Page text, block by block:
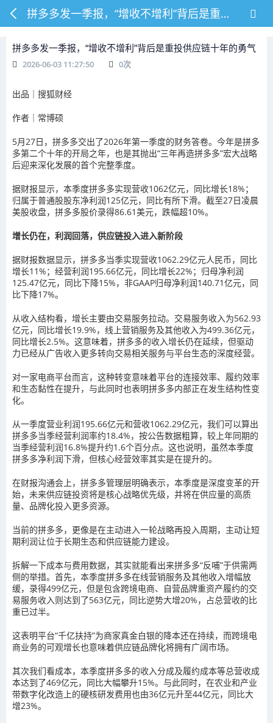
拼多多发一季报，“增收不增利”背后是重投供应链十年的勇气
拼多多发一季报，“增收不增利”背后是重投供应链十年的勇气
2026-06-03 11:27:50 0次
出品｜搜狐财经
作者｜常博硕
5月27日，拼多多交出了2026年第一季度的财务答卷。今年是拼多
多第二个十年的开局之年，也是其抛出“三年再造拼多多”宏大战略
后迎来深化发展的首个完整季度。
据财报显示，本季度拼多多实现营收1062亿元，同比增长18%；
归属于普通股股东净利润125亿元，同比有所下滑。截至27日凌晨
美股收盘，拼多多股价录得86.61美元，跌幅超10%。
增长仍在，利润回落，供应链投入进入新阶段
据财报数据显示，拼多多当季实现营收1062.29亿元人民币，同比
增长11%；经营利润195.66亿元，同比增长22%；归母净利润
125.47亿元，同比下降15%，非GAAP归母净利润140.71亿元，同
比下降17%。
从收入结构看，增长主要由交易服务拉动。交易服务收入为562.93
亿元，同比增长19.9%，线上营销服务及其他收入为499.36亿元，
同比增长2.5%。这意味着，拼多多的收入增长仍在延续，但驱动
力已经从广告收入更多转向交易相关服务与平台生态的深度经营。
对一家电商平台而言，这种转变意味着平台的连接效率、履约效率
和生态黏性在提升，与此同时也表明拼多多内部正在发生结构性变
化。
从一季度营业利润195.66亿元和营收1062.29亿元，我们可以算出
拼多多当季经营利润率约18.4%，按公告数据粗算，较上年同期的
当季经营利润16.8%提升约1.6个百分点。这也说明，虽然本季度
拼多多净利润下滑，但核心经营效率其实是在提升的。
在财报沟通会上，拼多多管理层明确表示，本季度是深度变革的开
始，未来供应链投资将是核心战略优先级，并将在供应量的高质
量、品牌化投入更多资源。
当前的拼多多，更像是在主动进入一轮战略再投入周期，主动让短
期利润让位于长期生态和供应链能力建设。
拆解一下成本与费用数据，其实就能看出来拼多多“反哺”于供需两
侧的举措。首先，本季度拼多多在线营销服务及其他收入增幅放
缓，录得499亿元，但是包含跨境电商、自营品牌重资产履约的交
易服务收入则达到了563亿元，同比逆势大增20%，占总营收的比
重已过半。
这表明平台“千亿扶持”为商家真金白银的降本还在持续，而跨境电
商业务的可观增长也意味着供应链品牌化将拥有广阔市场。
其次我们看成本，本季度拼多多的收入分成及履约成本等总营收成
本达到了469亿元，同比大幅攀升15%。与此同时，在农业和产业
带数字化改造上的硬核研发费用也由36亿元升至44亿元，同比大
增23%。